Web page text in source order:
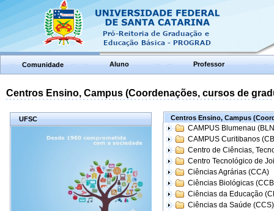
Comunidade Aluno Professor
Centros Ensino, Campus (Coordenações, cursos de
UFSC Centros Ensino, Campus
CAMPUS Blumenau
CAMPUS Curitibanos
Centro de Ciências,
Centro Tecnológico de
Ciências Agrárias (CCA)
Ciências Biológicas
Ciências da Educação
Ciências da Saúde (CCS)